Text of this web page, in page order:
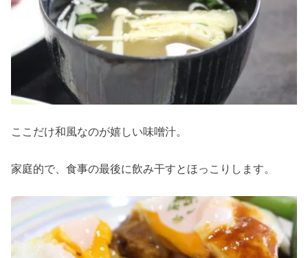
ここだけ和風なのが嬉しい味噌汁。
家庭的で、食事の最後に飲み干すとほっこりします。